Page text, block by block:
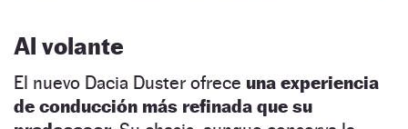
Al volante
El nuevo Dacia Duster ofrece una experiencia
de conducción más refinada que su